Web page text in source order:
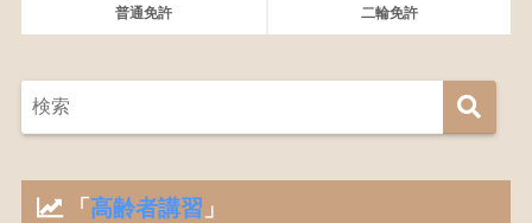
普通免許 二輪免許
「 高齢者講習 」